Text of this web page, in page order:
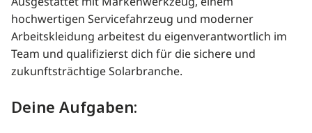
hochwertigen Servicefahrzeug und moderner
Arbeitskleidung arbeitest du eigenverantwortlich im
Team und qualifizierst dich für die sichere und
zukunftsträchtige Solarbranche.
Deine Aufgaben: